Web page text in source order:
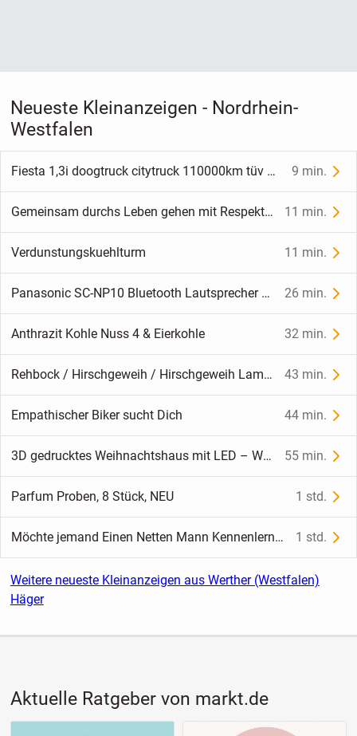
Neueste Kleinanzeigen - Nordrhein-
Westfalen
Fiesta 1,3i doogtruck citytruck 110000km tüv neu 9 min.
Gemeinsam durchs Leben gehen mit Respekt und viel Lachen 11 min.
Verdunstungskuehlturm 11 min.
Panasonic SC-NP10 Bluetooth Lautsprecher mit Tablethalter 26 min.
Anthrazit Kohle Nuss 4 & Eierkohle 32 min.
Rehbock / Hirschgeweih / Hirschgeweih Lampe 43 min.
Empathischer Biker sucht Dich 44 min.
3D gedrucktes Weihnachtshaus mit LED – Weihnachtsdeko 55 min.
Parfum Proben, 8 Stück, NEU 1 std.
Möchte jemand Einen Netten Mann Kennenlernen 1 std.
Weitere neueste Kleinanzeigen aus Werther (Westfalen)
Häger
Aktuelle Ratgeber von markt.de